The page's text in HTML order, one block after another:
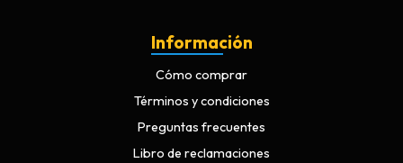
Información
Cómo comprar
Términos y condiciones
Preguntas frecuentes
Libro de reclamaciones